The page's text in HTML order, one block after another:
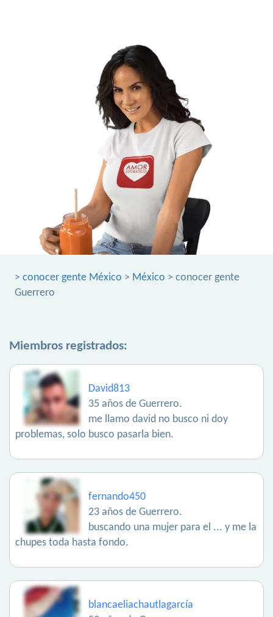
> conocer gente México > México > conocer gente
Guerrero
Miembros registrados:
David813
35 años de Guerrero.
me llamo david no busco ni doy
problemas, solo busco pasarla bien.
fernando450
23 años de Guerrero.
buscando una mujer para el ... y me la
chupes toda hasta fondo.
blancaeliachautlagarcía